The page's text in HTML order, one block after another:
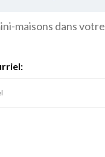
maisons dans votre